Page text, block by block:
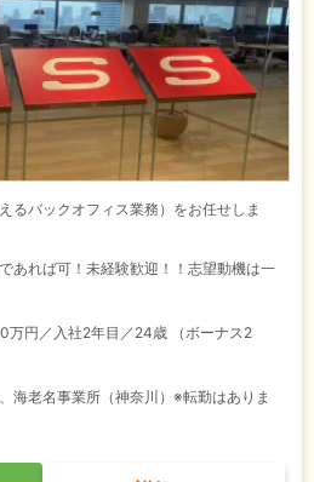
るバックオフィス業務）をお任せしま
あれば可！未経験歓迎！！志望動機は一
万円／入社2年目／24歳 （ボーナス2
海老名事業所（神奈川）※転勤はありま